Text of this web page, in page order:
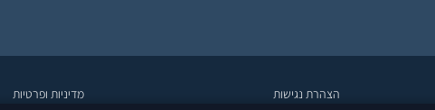
הצהרת נגישות מדיניות ופרטיות